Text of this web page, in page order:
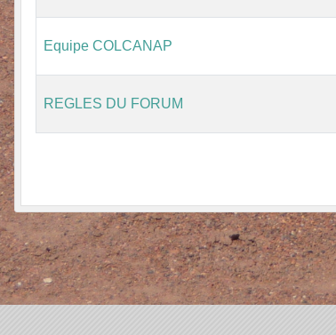
Equipe COLCANAP
REGLES DU FORUM